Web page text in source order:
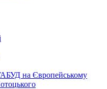
на Європейському